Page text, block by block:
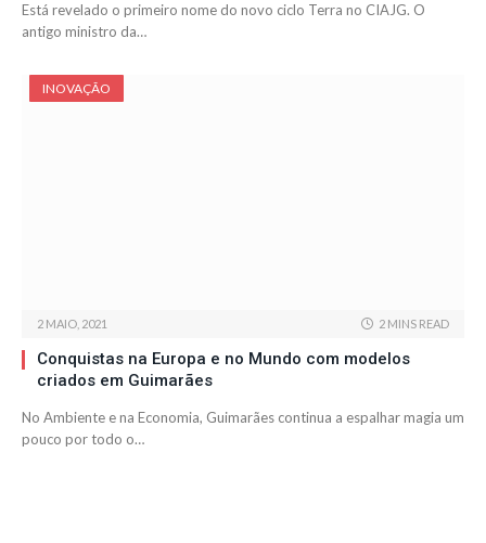
Está revelado o primeiro nome do novo ciclo Terra no CIAJG. O
antigo ministro da…
INOVAÇÃO
2 MAIO, 2021 2 MINS READ
Conquistas na Europa e no Mundo com modelos
criados em Guimarães
No Ambiente e na Economia, Guimarães continua a espalhar magia um
pouco por todo o…